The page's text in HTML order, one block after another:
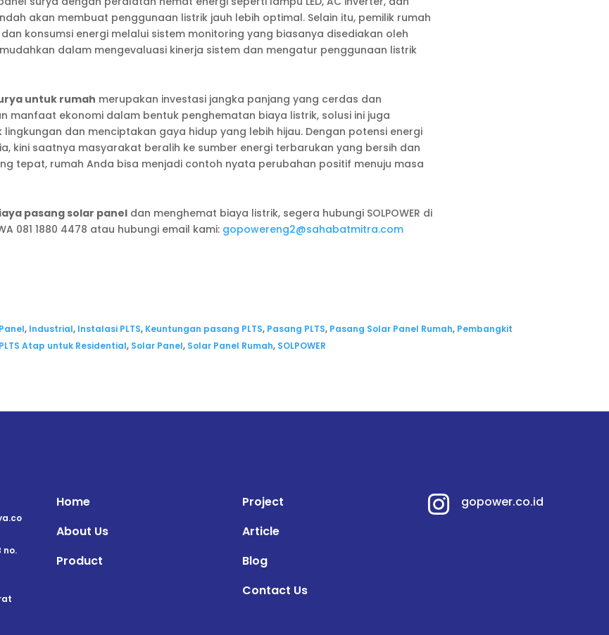
akan membuat penggunaan listrik jauh lebih optimal. Selain itu, pemilik rumah
konsumsi energi melalui sistem monitoring yang biasanya disediakan oleh
dalam mengevaluasi kinerja sistem dan mengatur penggunaan listrik
untuk rumah merupakan investasi jangka panjang yang cerdas dan
manfaat ekonomi dalam bentuk penghematan biaya listrik, solusi ini juga
dan menciptakan gaya hidup yang lebih hijau. Dengan potensi energi
kini saatnya masyarakat beralih ke sumber energi terbarukan yang bersih dan
tepat, rumah Anda bisa menjadi contoh nyata perubahan positif menuju masa
pasang solar paneldan menghemat biaya listrik, segera hubungi SOLPOWER di
081 1880 4478 atau hubungi email kami: gopowereng2@sahabatmitra.com
, Industrial, Instalasi PLTS, Keuntungan pasang PLTS, Pasang PLTS, Pasang Solar Panel Rumah, Pembangkit
PLTS Atap untuk Residential, Solar Panel, Solar Panel Rumah, SOLPOWER
no.
Home
About Us
Product
Project
Article
Blog
Contact Us
 gopower.co.id